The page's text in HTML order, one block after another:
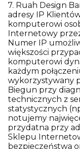
7. Ruah Design
adresy IP
komputerowi
Internetowy
Numer IP
większości
komputerowi
każdym
wykorzystywany
Biegun przy
technicznych z
statystycznych
notujemy
przydatna przy
Sklepu
bezpieczeństwa